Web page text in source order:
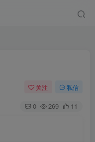
关注 私信
0 269 11